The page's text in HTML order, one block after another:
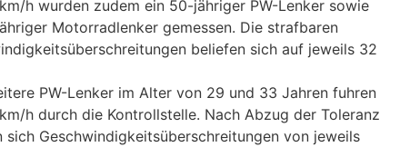
h wurden zudem ein 50-jähriger PW-Lenker sowie
Motorradlenker gemessen. Die strafbaren
beliefen sich auf jeweils 32
PW-Lenker im Alter von 29 und 33 Jahren fuhren
h durch die Kontrollstelle. Nach Abzug der Toleranz
sich Geschwindigkeitsüberschreitungen von jeweils